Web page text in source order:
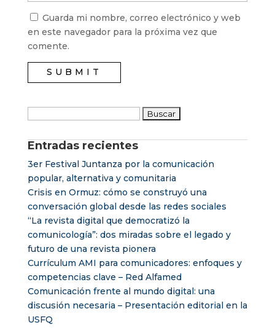
Guarda mi nombre, correo electrónico y web
en este navegador para la próxima vez que
comente.
Entradas recientes
3er Festival Juntanza por la comunicación
popular, alternativa y comunitaria
Crisis en Ormuz: cómo se construyó una
conversación global desde las redes sociales
“La revista digital que democratizó la
comunicología”: dos miradas sobre el legado y
futuro de una revista pionera
Currículum AMI para comunicadores: enfoques y
competencias clave – Red Alfamed
Comunicación frente al mundo digital: una
discusión necesaria – Presentación editorial en la
USFQ